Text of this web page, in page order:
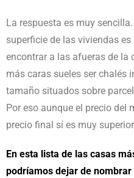
La respuesta es muy
superficie de las viviendas
encontrar a las afueras de la
más caras sueles ser chalés
tamaño situados sobre
Por eso aunque el precio del
precio final sí es muy
En esta lista de las casas
podríamos dejar de